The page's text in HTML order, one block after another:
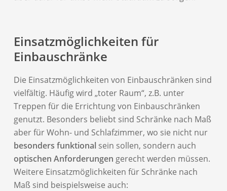
Einsatzmöglichkeiten für
Einbauschränke
Die Einsatzmöglichkeiten von Einbauschränken sind
vielfältig. Häufig wird „toter Raum“, z.B. unter
Treppen für die Errichtung von Einbauschränken
genutzt. Besonders beliebt sind Schränke nach Maß
aber für Wohn- und Schlafzimmer, wo sie nicht nur
besonders funktional sein sollen, sondern auch
optischen Anforderungen gerecht werden müssen.
Weitere Einsatzmöglichkeiten für Schränke nach
Maß sind beispielsweise auch: